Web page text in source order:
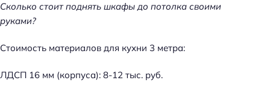
Сколько стоит поднять шкафы до потолка своими
руками?
Стоимость материалов для кухни 3 метра:
ЛДСП 16 мм (корпуса): 8-12 тыс. руб.